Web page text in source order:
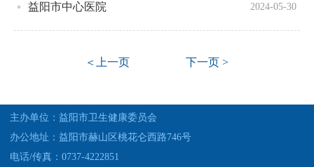
益阳市中心医院 2024-05-30
＜上一页 下一页 >
主办单位：益阳市卫生健康委员会
办公地址：益阳市赫山区桃花仑西路746号
电话/传真：0737-4222851